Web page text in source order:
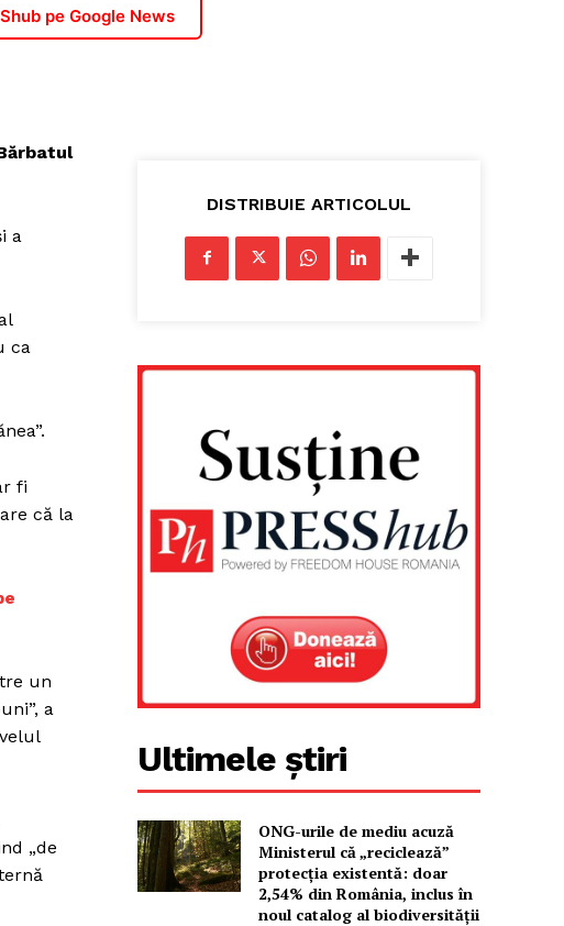
pe Google News
a
ca
fi
că la
un
a
„de
DISTRIBUIE ARTICOLUL
Ultimele știri
ONG-urile de mediu acuză
Ministerul că „reciclează”
protecția existentă: doar
2,54% din România, inclus în
noul catalog al biodiversității